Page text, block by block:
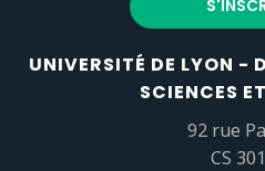
UNIVERSITÉ DE LYON -
SCIENCES
92 rue
CS